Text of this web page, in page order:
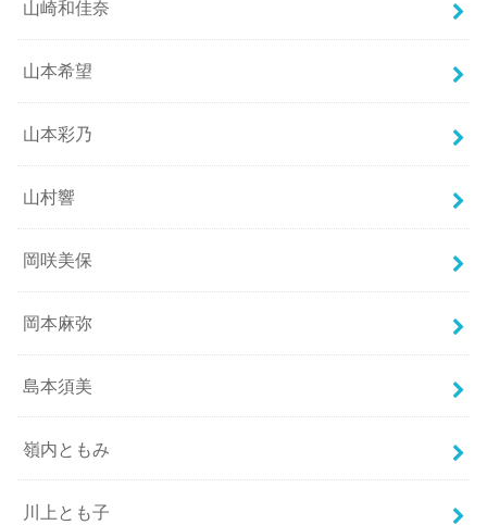
山崎和佳奈
山本希望
山本彩乃
山村響
岡咲美保
岡本麻弥
島本須美
嶺内ともみ
川上とも子